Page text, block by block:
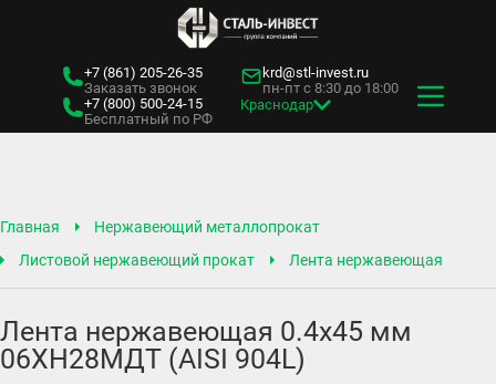
+7 (861) 205-26-35
Заказать звонок
+7 (800) 500-24-15
Бесплатный по РФ
krd@stl-invest.ru
пн-пт с 8:30 до 18:00
Краснодар
Главная
Нержавеющий металлопрокат
Листовой нержавеющий прокат
Лента нержавеющая
Лента нержавеющая 0.4х45 мм
06ХН28МДТ (AISI 904L)